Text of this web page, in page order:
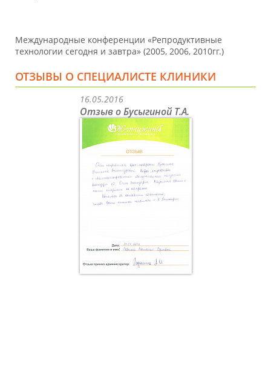
Международные конференции «Репродуктивные
технологии сегодня и завтра» (2005, 2006, 2010гг.)
ОТЗЫВЫ О СПЕЦИАЛИСТЕ КЛИНИКИ
16.05.2016
Отзыв о Бусыгиной Т.А.